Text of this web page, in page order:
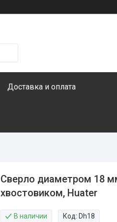
Доставка и оплата
Сверло диаметром 18
хвостовиком, Huater
В наличии Код: Dh18